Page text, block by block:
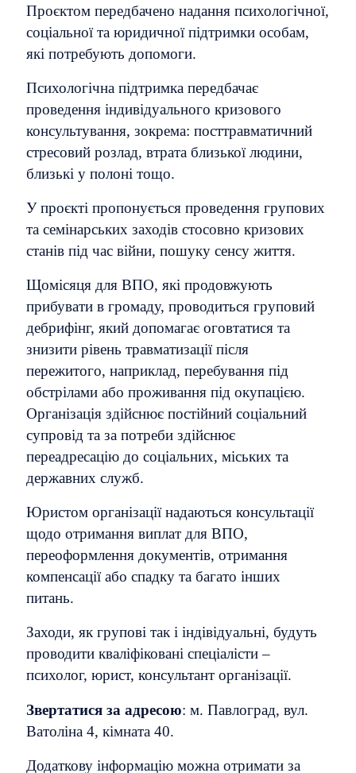
Проєктом передбачено надання психологічної,
соціальної та юридичної підтримки особам,
які потребують допомоги.
Психологічна підтримка передбачає
проведення індивідуального кризового
консультування, зокрема: посттравматичний
стресовий розлад, втрата близької людини,
близькі у полоні тощо.
У проєкті пропонується проведення групових
та семінарських заходів стосовно кризових
станів під час війни, пошуку сенсу життя.
Щомісяця для ВПО, які продовжують
прибувати в громаду, проводиться груповий
дебрифінг, який допомагає оговтатися та
знизити рівень травматизації після
пережитого, наприклад, перебування під
обстрілами або проживання під окупацією.
Організація здійснює постійний соціальний
супровід та за потреби здійснює
переадресацію до соціальних, міських та
державних служб.
Юристом організації надаються консультації
щодо отримання виплат для ВПО,
переоформлення документів, отримання
компенсації або спадку та багато інших
питань.
Заходи, як групові так і індівідуальні, будуть
проводити кваліфіковані спеціалісти –
психолог, юрист, консультант організації.
Звертатися за адресою: м. Павлоград, вул.
Ватоліна 4, кімната 40.
Додаткову інформацію можна отримати за